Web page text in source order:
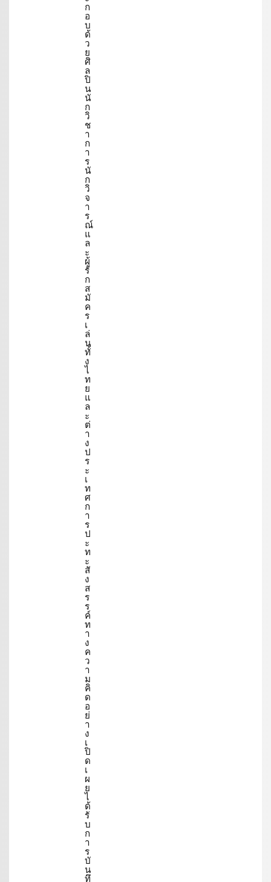
ก
อ
บ
ด้
ว
ย
ศิ
ล
ปิ
น
นั
ก
วิ
ช
า
ก
า
ร
นั
ก
วิ
จ
า
ร
ณ์
แ
ล
ะ
ผู้
รั
ก
ส
มั
ค
ร
เ
ล่
น
ทั้
ง
ไ
ท
ย
แ
ล
ะ
ต่
า
ง
ป
ร
ะ
เ
ท
ศ
ก
า
ร
ป
ะ
ท
ะ
สั
ง
ส
ร
ร
ค์
ท
า
ง
ค
ว
า
ม
คิ
ด
อ
ย่
า
ง
เ
ปิ
ด
เ
ผ
ย
ไ
ด้
รั
บ
ก
า
ร
บั
น
ทึ